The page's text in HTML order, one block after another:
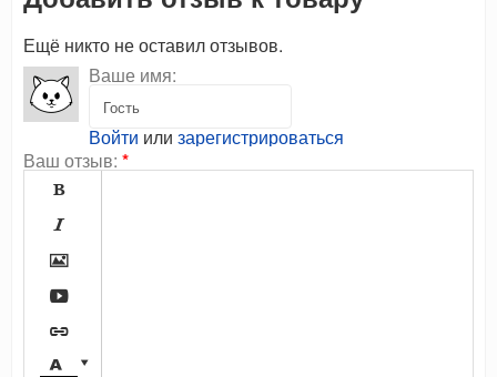
Ещё никто не оставил отзывов.
Ваше имя:
Войти или зарегистрироваться
Ваш отзыв: *






